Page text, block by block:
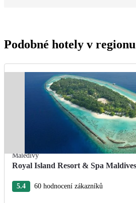
Podobné hotely v regionu
Maledivy
Royal Island Resort & Spa Maldives
5.4 60 hodnocení zákazníků